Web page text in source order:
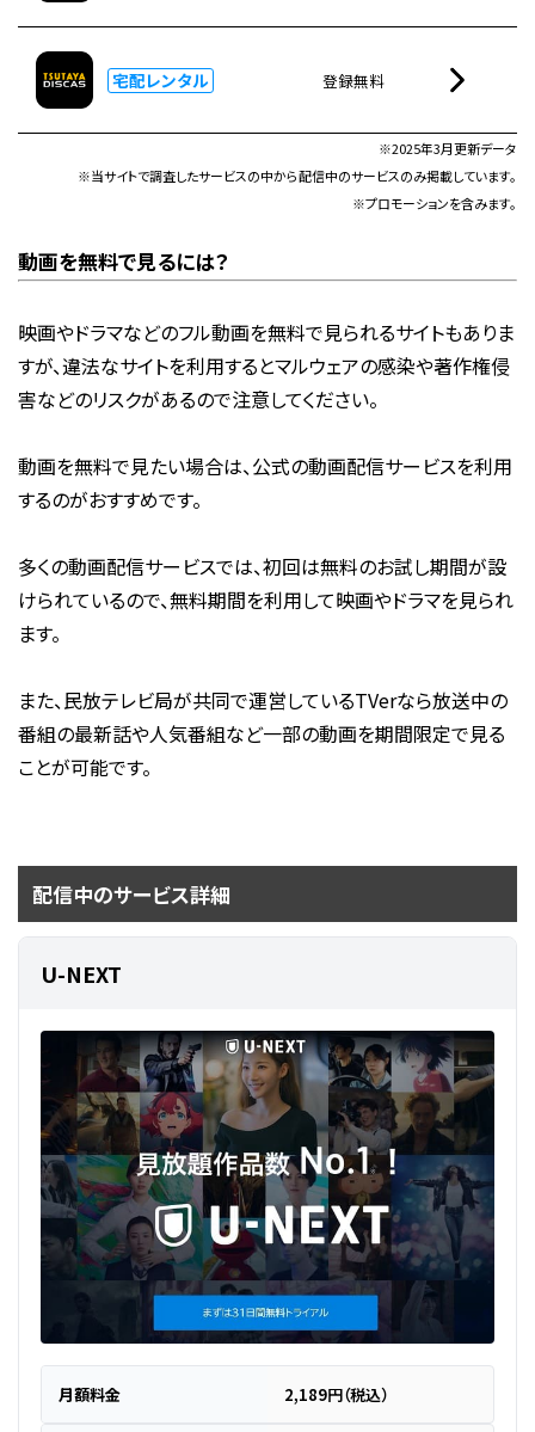
宅配レンタル 登録無料
※2025年3月更新データ
※当サイトで調査したサービスの中から配信中のサービスのみ掲載しています。
※プロモーションを含みます。
動画を無料で見るには？
映画やドラマなどのフル動画を無料で見られるサイトもありま
すが、違法なサイトを利用するとマルウェアの感染や著作権侵
害などのリスクがあるので注意してください。
動画を無料で見たい場合は、公式の動画配信サービスを利用
するのがおすすめです。
多くの動画配信サービスでは、初回は無料のお試し期間が設
けられているので、無料期間を利用して映画やドラマを見られ
ます。
また、民放テレビ局が共同で運営しているTVerなら放送中の
番組の最新話や人気番組など一部の動画を期間限定で見る
ことが可能です。
配信中のサービス詳細
U-NEXT
月額料金 2,189円（税込）